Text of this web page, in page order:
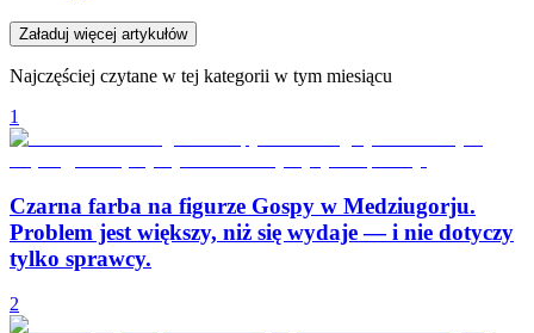
Załaduj więcej artykułów
Najczęściej czytane w tej kategorii w tym miesiącu
1
Czarna farba na figurze Gospy w Medziugorju.
Problem jest większy, niż się wydaje — i nie dotyczy
tylko sprawcy.
2